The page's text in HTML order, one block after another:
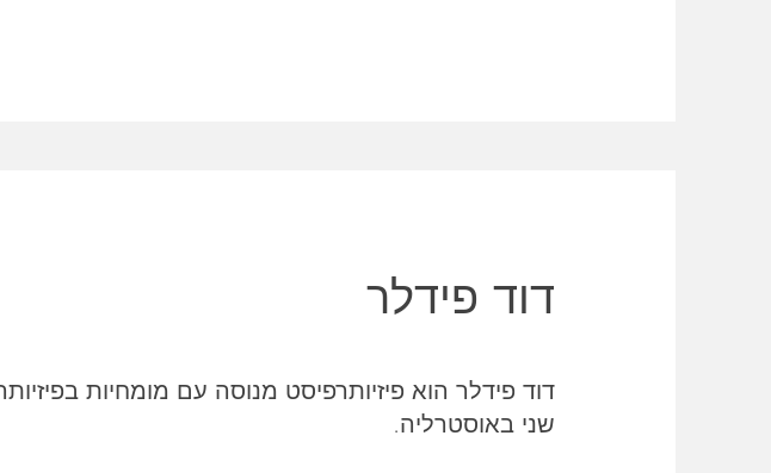
דוד פידלר
דוד פידלר הוא פיזיותרפיסט מנוסה עם מומחיות
שני באוסטרליה.